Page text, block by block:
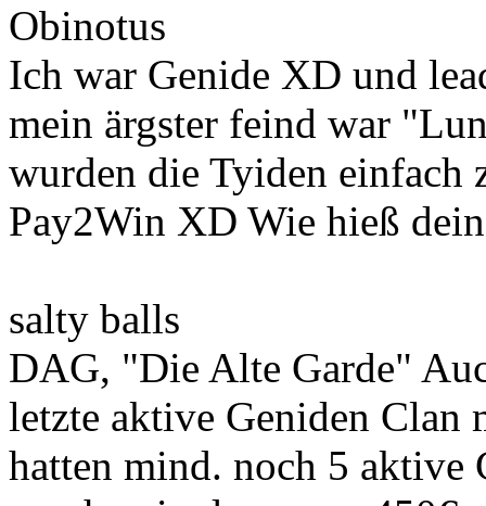
Obinotus
Ich war Genide XD und
mein ärgster feind war
wurden die Tyiden einfach
Pay2Win XD Wie hieß
salty balls
DAG, "Die Alte Garde"
letzte aktive Geniden Clan
hatten mind. noch 5 aktive